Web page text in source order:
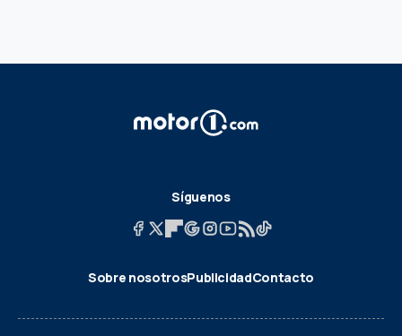
Síguenos
Sobre nosotrosPublicidadContacto